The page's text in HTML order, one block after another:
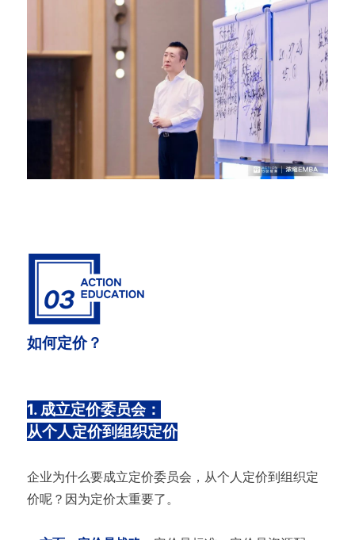
如何定价？
1. 成立定价委员会：
从个人定价到组织定价
企业为什么要成立定价委员会，从个人定价到组织定
价呢？因为定价太重要了。